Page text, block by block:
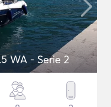
WA - Serie 2